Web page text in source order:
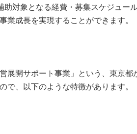
対象となる経費・募集スケジュー
業成長を実現することができます。
開サポート事業」という、東京都
で、以下のような特徴があります。